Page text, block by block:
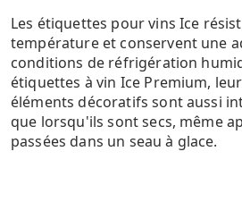
Les étiquettes pour vins Ice
température et conservent une
conditions de réfrigération
étiquettes à vin Ice Premium,
éléments décoratifs sont aussi
que lorsqu'ils sont secs, même
passées dans un seau à glace.